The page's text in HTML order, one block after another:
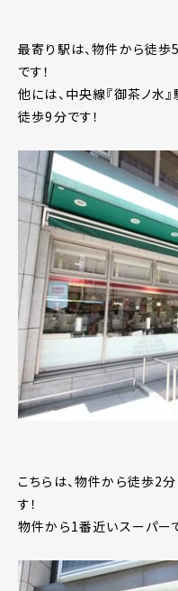
最寄り駅は、物件から徒歩
です！
他には、中央線『御茶ノ水
徒歩9分です！
こちらは、物件から徒歩2
す！
物件から1番近いスーパー